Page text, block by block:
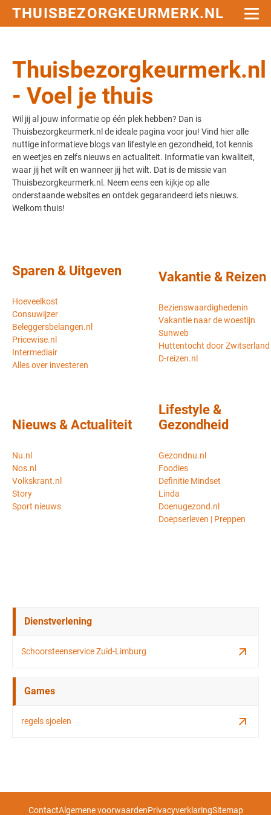
THUISBEZORGKEURMERK.NL
Thuisbezorgkeurmerk.nl
- Voel je thuis
Wil jij al jouw informatie op één plek hebben? Dan is
Thuisbezorgkeurmerk.nl de ideale pagina voor jou! Vind hier alle
nuttige informatieve blogs van lifestyle en gezondheid, tot kennis
en weetjes en zelfs nieuws en actualiteit. Informatie van kwaliteit,
waar jij het wilt en wanneer jij het wilt. Dat is de missie van
Thuisbezorgkeurmerk.nl. Neem eens een kijkje op alle
onderstaande websites en ontdek gegarandeerd iets nieuws.
Welkom thuis!
Sparen & Uitgeven
Hoeveelkost
Consuwijzer
Beleggersbelangen.nl
Pricewise.nl
Intermediair
Alles over investeren
Vakantie & Reizen
Bezienswaardighedenin
Vakantie naar de woestijn
Sunweb
Huttentocht door Zwitserland
D-reizen.nl
Nieuws & Actualiteit
Nu.nl
Nos.nl
Volkskrant.nl
Story
Sport nieuws
Lifestyle &
Gezondheid
Gezondnu.nl
Foodies
Definitie Mindset
Linda
Doenugezond.nl
Doepserleven | Preppen
Dienstverlening
Schoorsteenservice Zuid-Limburg
Games
regels sjoelen
ContactAlgemene voorwaardenPrivacyverklaringSitemap